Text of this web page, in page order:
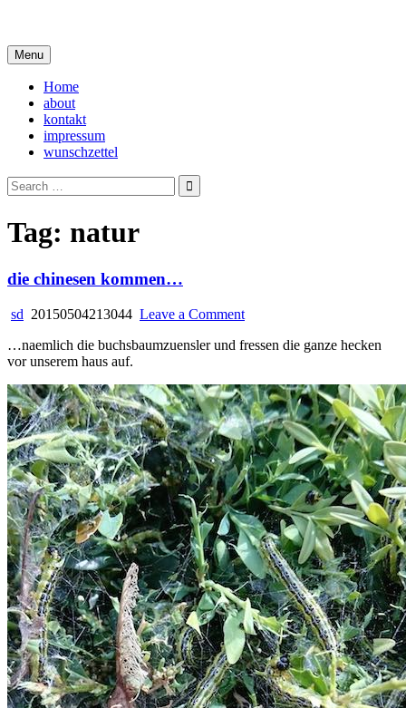
content
Menu
Home
about
kontakt
impressum
wunschzettel
Search
for:
Tag: natur
die chinesen kommen…
sd 20150504213044 Leave a Commenton
chinesen
…naemlich die buchsbaumzuensler und fressen die ganze hecken
vor unserem haus auf.